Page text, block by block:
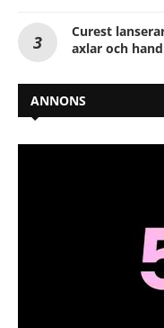
Curest
axlar och
ANNONS